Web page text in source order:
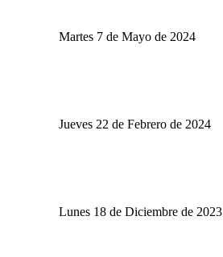
Martes 7 de Mayo de 2024
Jueves 22 de Febrero de 2024
Lunes 18 de Diciembre de 2023